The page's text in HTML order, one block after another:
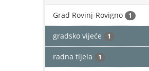
Grad Rovinj-Rovigno 1
gradsko vijeće 1
radna tijela 1